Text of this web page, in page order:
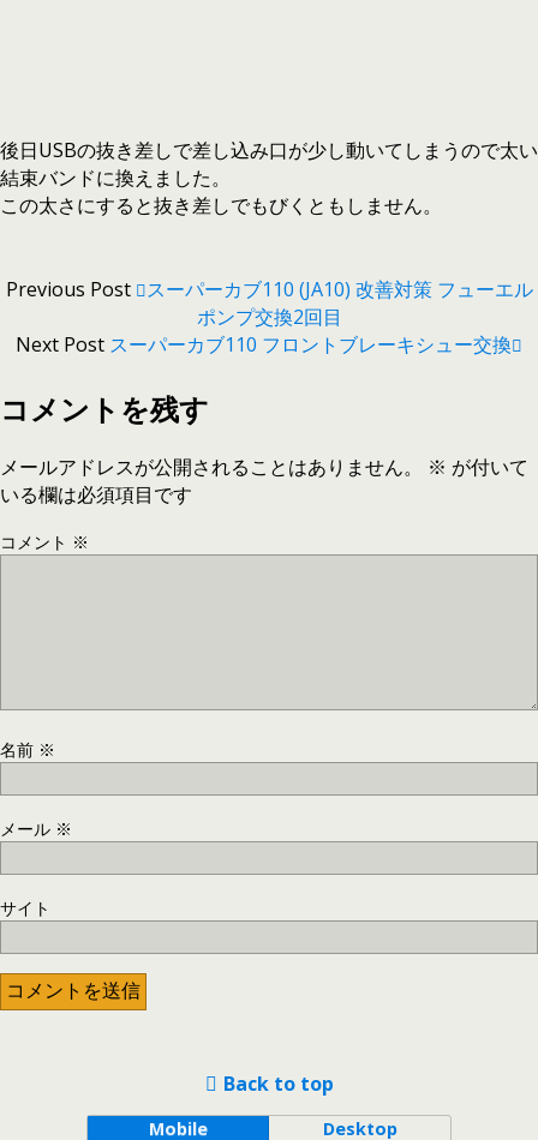
後日USBの抜き差しで差し込み口が少し動いてしまうので太い
結束バンドに換えました。
この太さにすると抜き差しでもびくともしません。
Previous Post
スーパーカブ110 (JA10) 改善対策 フューエル
ポンプ交換2回目
Next Post スーパーカブ110 フロントブレーキシュー交換
コメントを残す
メールアドレスが公開されることはありません。 ※ が付いて
いる欄は必須項目です
コメント ※
名前 ※
メール ※
サイト
Back to top
Mobile Desktop